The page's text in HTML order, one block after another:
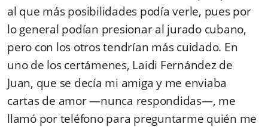
al que más posibilidades podía verle, pues por
lo general podían presionar al jurado cubano,
pero con los otros tendrían más cuidado. En
uno de los certámenes, Laidi Fernández de
Juan, que se decía mi amiga y me enviaba
cartas de amor—nunca respondidas—, me
llamó por teléfono para preguntarme quién me